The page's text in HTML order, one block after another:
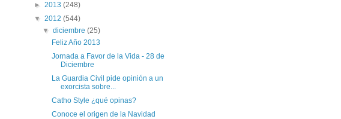
► 2013 (248)
▼ 2012 (544)
▼diciembre(25)
Feliz Año 2013
Jornada a Favor de la Vida - 28 de
Diciembre
La Guardia Civil pide opinión a un
exorcista sobre...
Catho Style ¿qué opinas?
Conoce el origen de la Navidad